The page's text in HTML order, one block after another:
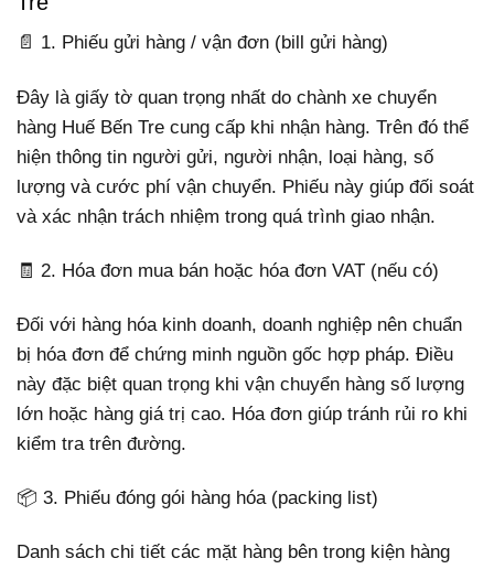
📄 1. Phiếu gửi hàng / vận đơn (bill gửi hàng)
Đây là giấy tờ quan trọng nhất do chành xe chuyển
hàng Huế Bến Tre cung cấp khi nhận hàng. Trên đó thể
hiện thông tin người gửi, người nhận, loại hàng, số
lượng và cước phí vận chuyển. Phiếu này giúp đối soát
và xác nhận trách nhiệm trong quá trình giao nhận.
🧾 2. Hóa đơn mua bán hoặc hóa đơn VAT (nếu có)
Đối với hàng hóa kinh doanh, doanh nghiệp nên chuẩn
bị hóa đơn để chứng minh nguồn gốc hợp pháp. Điều
này đặc biệt quan trọng khi vận chuyển hàng số lượng
lớn hoặc hàng giá trị cao. Hóa đơn giúp tránh rủi ro khi
kiểm tra trên đường.
📦 3. Phiếu đóng gói hàng hóa (packing list)
Danh sách chi tiết các mặt hàng bên trong kiện hàng